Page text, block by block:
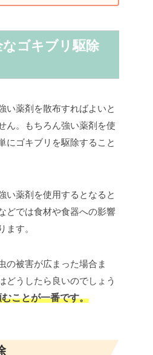
ゴキブリ駆除
い薬剤を散布すればよいと
ん。もちろん強い薬剤を使
にゴキブリを駆除すること
い薬剤を使用するとなると
どでは食材や食器への影響
ます。
の被害が広まった場合ま
どうしたら良いのでしょう
ことが一番です。